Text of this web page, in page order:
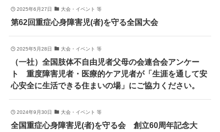
2025年6月27日 大会・イベント 等
第62回重症心身障害児(者)を守る全国大会
2025年5月28日 大会・イベント 等
（一社）全国肢体不自由児者父母の会連合会アンケー
ト 重度障害児者・医療的ケア児者が「生涯を通して安
心安全に生活できる住まいの場」にご協力ください。
2024年9月30日 大会・イベント 等
全国重症心身障害児(者)を守る会 創立60周年記念大